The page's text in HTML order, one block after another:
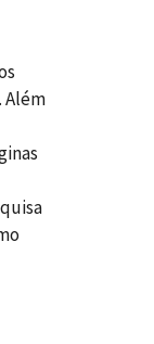
Além